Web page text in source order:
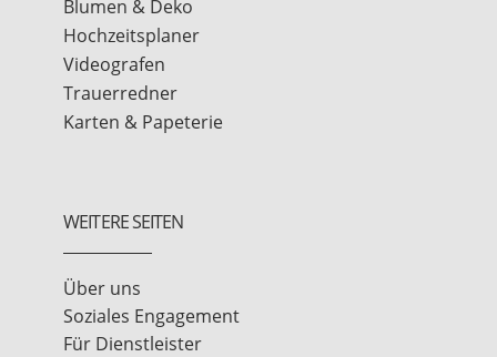
Blumen & Deko
Hochzeitsplaner
Videografen
Trauerredner
Karten & Papeterie
WEITERE SEITEN
Über uns
Soziales Engagement
Für Dienstleister